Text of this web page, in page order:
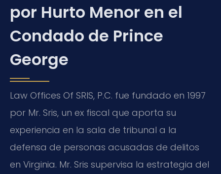
por Hurto Menor en el
Condado de Prince
George
Law Offices Of SRIS, P.C. fue fundado en 1997
por Mr. Sris, un ex fiscal que aporta su
experiencia en la sala de tribunal a la
defensa de personas acusadas de delitos
en Virginia. Mr. Sris supervisa la estrategia del